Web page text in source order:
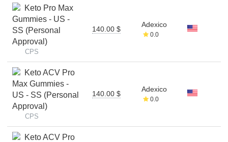
Keto Pro Max
Gummies - US -
SS (Personal
Approval)
CPS
140.00 $
Adexico
0.0
Keto ACV Pro
Max Gummies -
US - SS (Personal
Approval)
CPS
140.00 $
Adexico
0.0
Keto ACV Pro